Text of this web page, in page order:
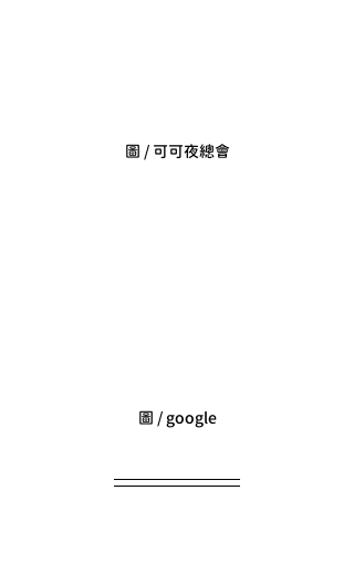
圖 / 可可夜總會
圖 / google